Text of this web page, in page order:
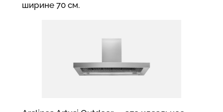
ширине 70 см.